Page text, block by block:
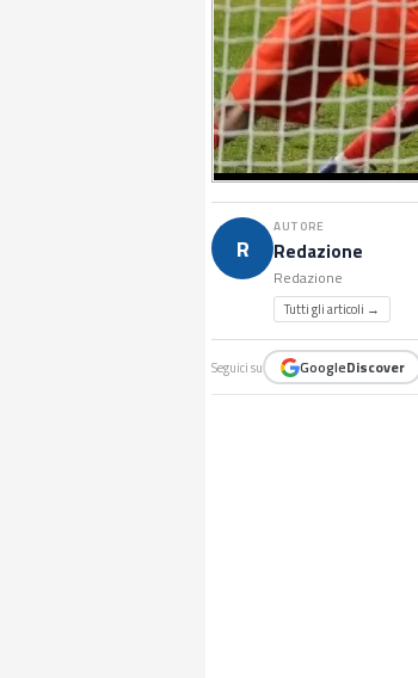
R
AUTORE
Redazione
Redazione
Tutti gli articoli →
Seguici su GoogleDiscover